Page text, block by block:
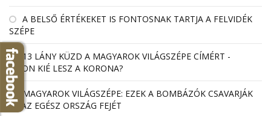
A BELSŐ ÉRTÉKEKET IS FONTOSNAK TARTJA A FELVIDÉK
SZÉPE
13 LÁNY KÜZD A MAGYAROK VILÁGSZÉPE CÍMÉRT -
VAJON KIÉ LESZ A KORONA?
MAGYAROK VILÁGSZÉPE: EZEK A BOMBÁZÓK CSAVARJÁK
EL AZ EGÉSZ ORSZÁG FEJÉT